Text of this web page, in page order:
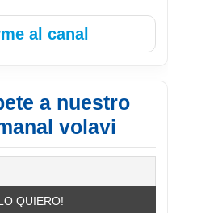
al canal
a nuestro
volavi